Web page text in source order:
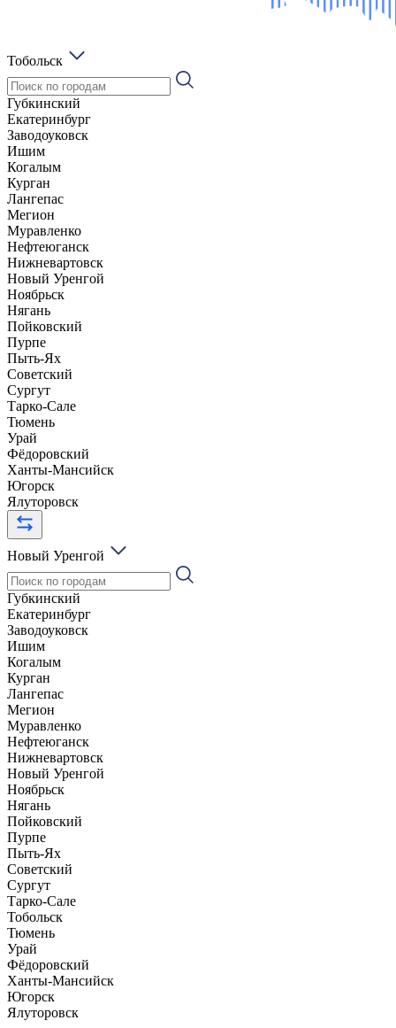
Тобольск
Губкинский
Екатеринбург
Заводоуковск
Ишим
Когалым
Курган
Лангепас
Мегион
Муравленко
Нефтеюганск
Нижневартовск
Новый Уренгой
Ноябрьск
Нягань
Пойковский
Пурпе
Пыть-Ях
Советский
Сургут
Тарко-Сале
Тюмень
Урай
Фёдоровский
Ханты-Мансийск
Югорск
Ялуторовск
Новый Уренгой
Губкинский
Екатеринбург
Заводоуковск
Ишим
Когалым
Курган
Лангепас
Мегион
Муравленко
Нефтеюганск
Нижневартовск
Новый Уренгой
Ноябрьск
Нягань
Пойковский
Пурпе
Пыть-Ях
Советский
Сургут
Тарко-Сале
Тобольск
Тюмень
Урай
Фёдоровский
Ханты-Мансийск
Югорск
Ялуторовск